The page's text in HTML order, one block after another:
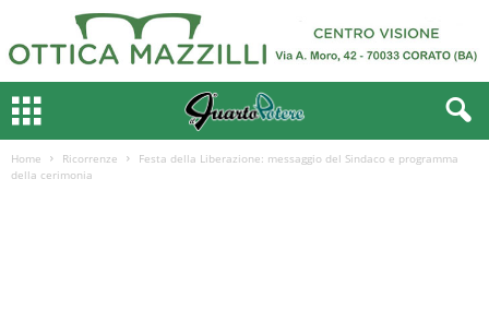
Home Ricorrenze
Festa della Liberazione: messaggio del Sindaco e programma
della cerimonia